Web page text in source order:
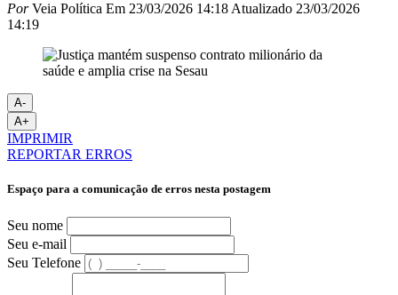
PorVeia Política Em 23/03/2026 14:18 Atualizado 23/03/2026
14:19
A-
A+
IMPRIMIR
REPORTAR ERROS
Espaço para a comunicação de erros nesta postagem
Seu nome
Seu e-mail
Seu Telefone